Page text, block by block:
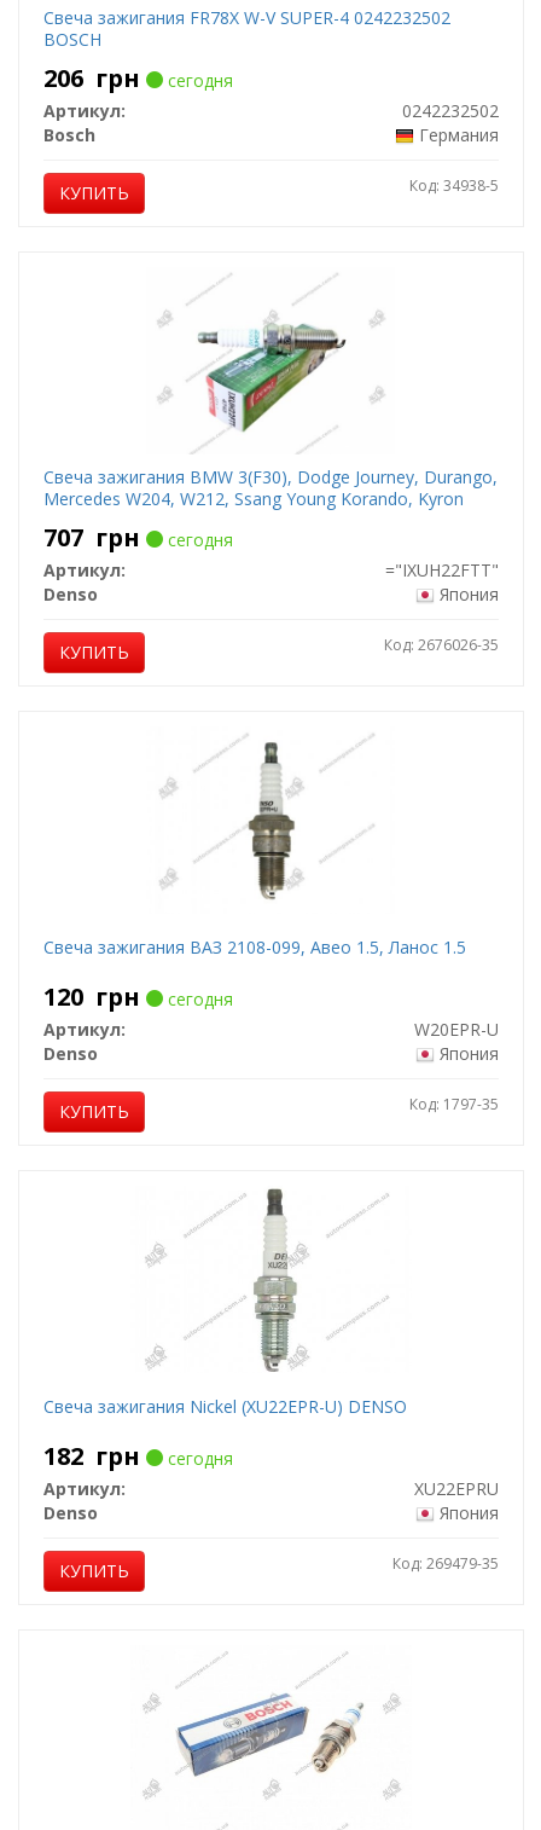
Свеча зажигания FR78X W-V SUPER-4 0242232502
BOSCH
206 грн
сегодня
Артикул:
0242232502
Bosch
Германия
КУПИТЬ Код: 34938-5
Свеча зажигания BMW 3(F30), Dodge Journey, Durango,
Mercedes W204, W212, Ssang Young Korando, Kyron
707 грн
сегодня
Артикул:
="IXUH22FTT"
Denso
Япония
КУПИТЬ Код: 2676026-35
Свеча зажигания ВАЗ 2108-099, Авео 1.5, Ланос 1.5
120 грн
сегодня
Артикул:
W20EPR-U
Denso
Япония
КУПИТЬ Код: 1797-35
Свеча зажигания Nickel (XU22EPR-U) DENSO
182 грн
сегодня
Артикул:
XU22EPRU
Denso
Япония
КУПИТЬ Код: 269479-35